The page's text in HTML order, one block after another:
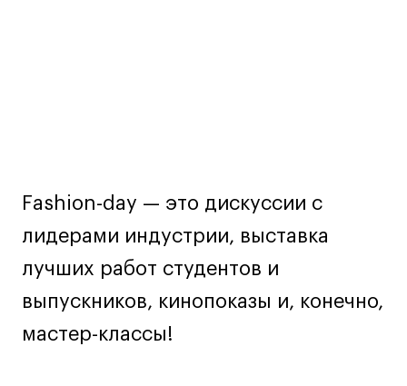
Маркетинг
Контент
Иллюстрация
Интерьер
Fashion-day — это дискуссии с
лидерами индустрии, выставка
лучших работ студентов и
выпускников, кинопоказы и, конечно,
мастер-классы!